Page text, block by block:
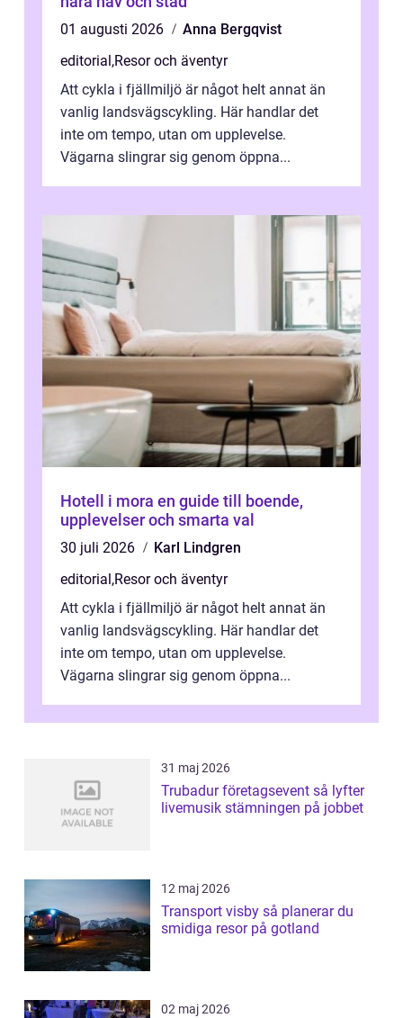
01 augusti 2026
Anna Bergqvist
editorial,Resor och äventyr
Att cykla i fjällmiljö är något helt annat än
vanlig landsvägscykling. Här handlar det
inte om tempo, utan om upplevelse.
Vägarna slingrar sig genom öppna...
Hotell i mora en guide till boende,
upplevelser och smarta val
30 juli 2026
Karl Lindgren
editorial,Resor och äventyr
Att cykla i fjällmiljö är något helt annat än
vanlig landsvägscykling. Här handlar det
inte om tempo, utan om upplevelse.
Vägarna slingrar sig genom öppna...
31 maj 2026
Trubadur företagsevent så lyfter
livemusik stämningen på jobbet
12 maj 2026
Transport visby så planerar du
smidiga resor på gotland
02 maj 2026